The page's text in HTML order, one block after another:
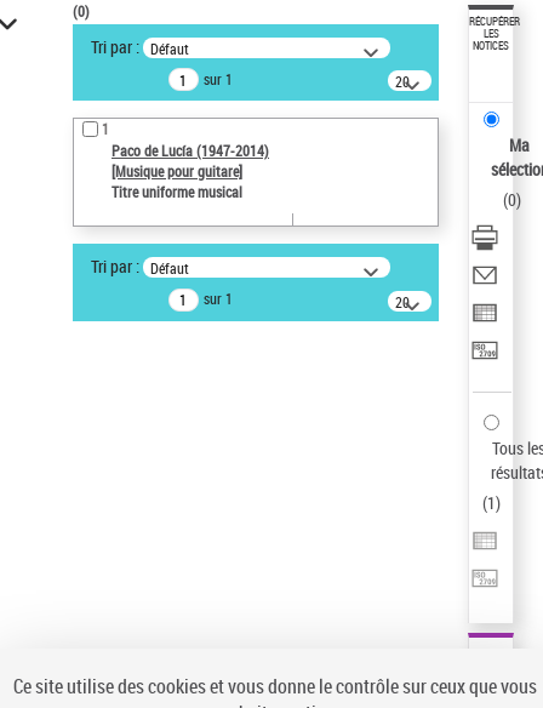
VOTRE RECHERCHE
Recherche avancée dans les
notices d’autorité
Œuvres liées à l'auteur :
Paco de Lucía (1947-2014)
Statut de la notice d’autorité
ne s'applique pas
Sauvegarder votre recherche
(0)
Tri par : Défaut
sur 1
20
résultats/page
1
Paco de Lucía (1947-2014)
[Musique pour guitare]
Titre uniforme musical
Tri par : Défaut
sur 1
20
résultats/page
RÉCUPÉRER
LES
NOTICES
Ma
(0)
Tous
(1)
Ce site utilise des cookies et vous donne le contrôle sur ceux que vous